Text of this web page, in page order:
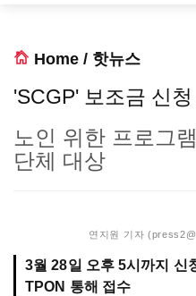
Home / 핫뉴스
'SCGP' 보조금 신
노인 위한 프로그
단체 대상
연지원 기자
3월 28일 오후 5시까지 신